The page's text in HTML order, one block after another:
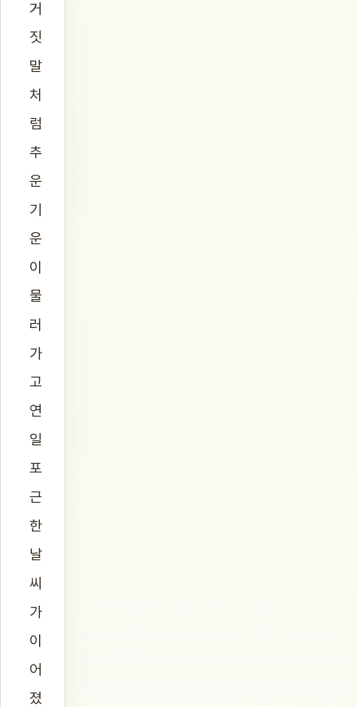
거
짓
말
처
럼
추
운
기
운
이
물
러
가
고
연
일
포
근
한
날
씨
가
이
어
졌